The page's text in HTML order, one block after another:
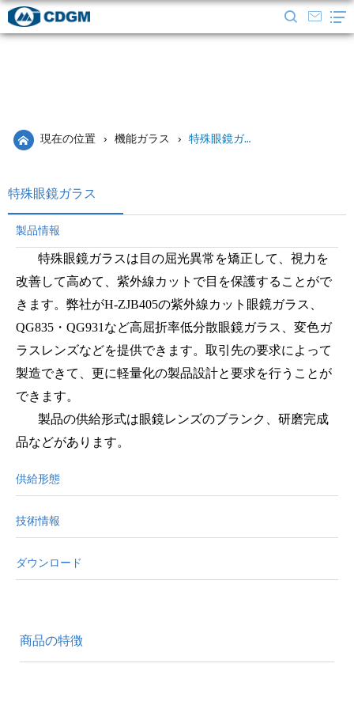
現在の位置 › 機能ガラス › 特殊眼鏡ガラス
特殊眼鏡ガラス
製品情報
特殊眼鏡ガラスは目の屈光異常を矯正して、視力を
改善して高めて、紫外線カットで目を保護することがで
きます。弊社がH-ZJB405の紫外線カット眼鏡ガラス、
QG835・QG931など高屈折率低分散眼鏡ガラス、変色ガ
ラスレンズなどを提供できます。取引先の要求によって
製造できて、更に軽量化の製品設計と要求を行うことが
できます。
製品の供給形式は眼鏡レンズのブランク、研磨完成
品などがあります。
供給形態
技術情報
ダウンロード
商品の特徴